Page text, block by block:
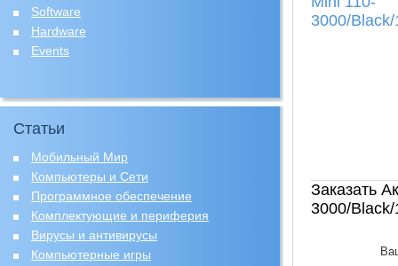
Software
Hardware
Events
Статьи
Мобильный Мир
Компьютеры и Сети
Программное обеспечение
Комплектующие и периферия
Вирусы и антивирусы
Компьютерные игры
3000/
Заказать
3000/